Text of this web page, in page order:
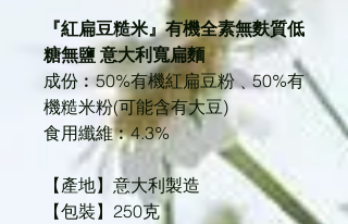
『紅扁豆糙米』有機全素無麩質低
糖無鹽 意大利寬扁麵
成份︰50%有機紅扁豆粉﹑50%有
機糙米粉(可能含有大豆)
食用纖維︰4.3%
【產地】意大利製造
【包裝】250克